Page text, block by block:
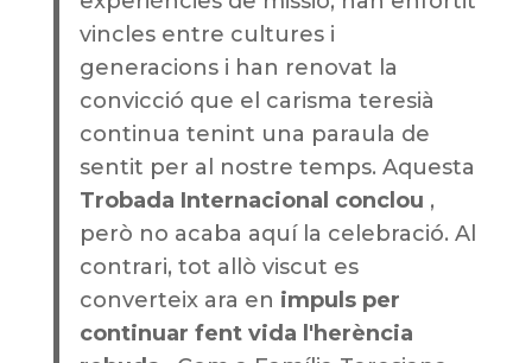
vincles entre cultures i
generacions i han renovat la
convicció que el carisma teresià
continua tenint una paraula de
sentit per al nostre temps. Aquesta
Trobada Internacional conclou ,
però no acaba aquí la celebració. Al
contrari, tot allò viscut es
converteix ara en impuls per
continuar fent vida l'herència